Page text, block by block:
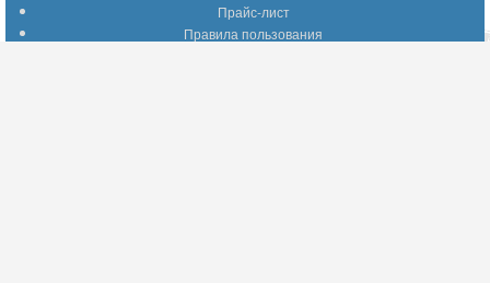
Прайс-лист
Правила пользования